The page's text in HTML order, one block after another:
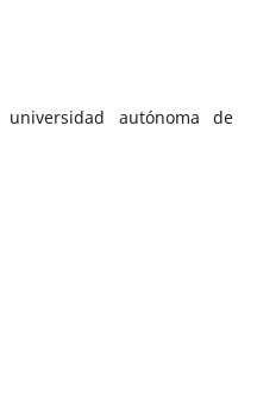
autónoma de